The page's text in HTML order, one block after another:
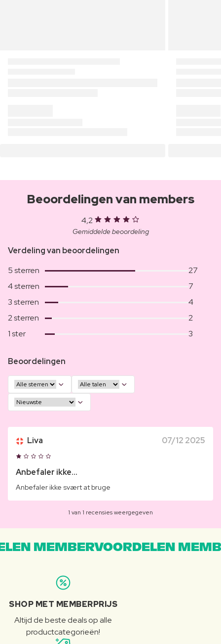
Beoordelingen van members
4,2
Gemiddelde beoordeling
Verdeling van beoordelingen
5 sterren
27
4 sterren
7
3 sterren
4
2 sterren
2
1 ster
3
Beoordelingen
Liva 07/12 2025
Anbefaler ikke...
Anbefaler ikke svært at bruge
1 van 1 recensies weergegeven
MEMBERVOORDELEN
SHOP MET MEMBERPRIJS
Altijd de beste deals op alle
productcategorieën!